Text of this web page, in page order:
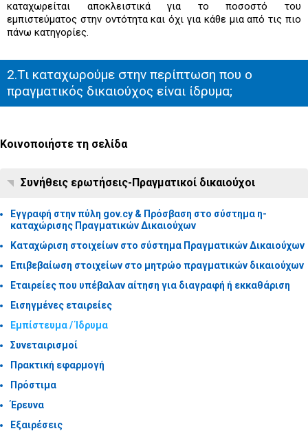
καταχωρείται αποκλειστικά για το ποσοστό του
εμπιστεύματος στην οντότητα και όχι για κάθε μια από τις πιο
πάνω κατηγορίες.
2.Τι καταχωρούμε στην περίπτωση που ο
πραγματικός δικαιούχος είναι ίδρυμα;
Κοινοποιήστε τη σελίδα
Συνήθεις ερωτήσεις-Πραγματικοί δικαιούχοι
Εγγραφή στην πύλη gov.cy & Πρόσβαση στο σύστημα η-
καταχώρισης Πραγματικών Δικαιούχων
Καταχώριση στοιχείων στο σύστημα Πραγματικών Δικαιούχων
Επιβεβαίωση στοιχείων στο μητρώο πραγματικών δικαιούχων
Eταιρείες που υπέβαλαν αίτηση για διαγραφή ή εκκαθάριση
Εισηγμένες εταιρείες
Εμπίστευμα / Ίδρυμα
Συνεταιρισμοί
Πρακτική εφαρμογή
Πρόστιμα
Έρευνα
Εξαιρέσεις